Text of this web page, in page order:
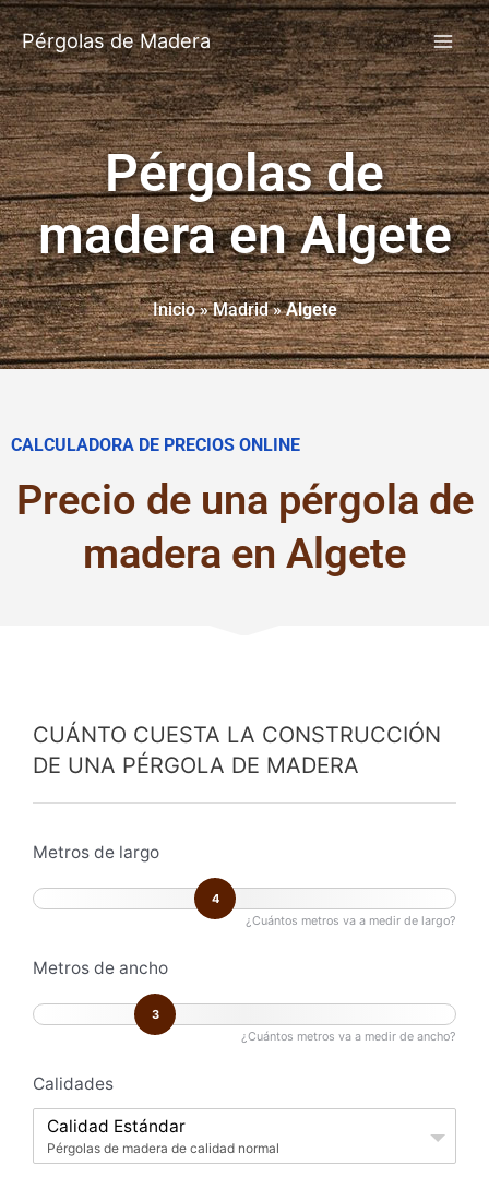
Pérgolas de Madera
Pérgolas de
madera en Algete
Inicio»Madrid»Algete
CALCULADORA DE PRECIOS ONLINE
Precio de una pérgola de
madera en Algete
CUÁNTO CUESTA LA CONSTRUCCIÓN
DE UNA PÉRGOLA DE MADERA
Metros de largo
4
¿Cuántos metros va a medir de largo?
Metros de ancho
3
¿Cuántos metros va a medir de ancho?
Calidades
Calidad Estándar
Pérgolas de madera de calidad normal